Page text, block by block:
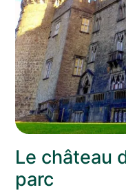
Le château
parc